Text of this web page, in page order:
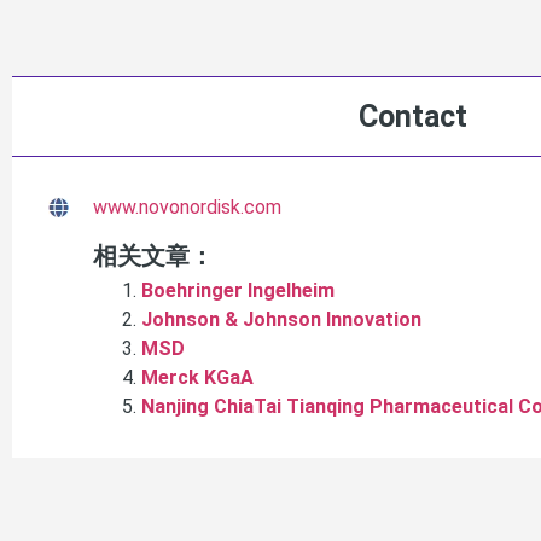
Contact
www.novonordisk.com
相关文章：
Boehringer Ingelheim
Johnson & Johnson Innovation
MSD
Merck KGaA
Nanjing ChiaTai Tianqing Pharmaceutical